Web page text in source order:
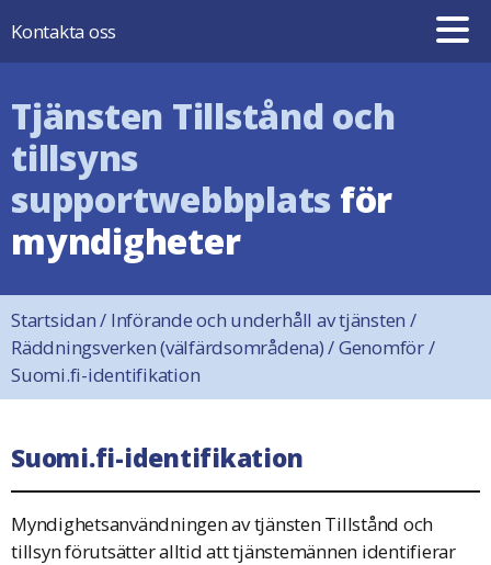
Kontakta oss
Tjänsten Tillstånd och
tillsyns
supportwebbplats för
myndigheter
Startsidan/ Införande och underhåll av tjänsten /
Räddningsverken (välfärdsområdena)/Genomför/
Suomi.fi-identifikation
Suomi.fi-identifikation
Myndighetsanvändningen av tjänsten Tillstånd och
tillsyn förutsätter alltid att tjänstemännen identifierar